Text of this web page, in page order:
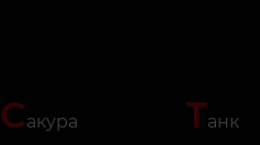
Сакура
Танк